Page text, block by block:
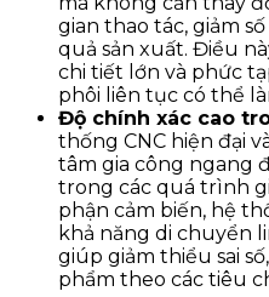
gian thao tác, giảm
quả sản xuất. Điều
chi tiết lớn và phức
phôi liên tục có thể
Độ chính xác cao
thống CNC hiện đại
tâm gia công ngang
trong các quá trình
phận cảm biến, hệ
khả năng di chuyển
giúp giảm thiểu sai
phẩm theo các tiêu